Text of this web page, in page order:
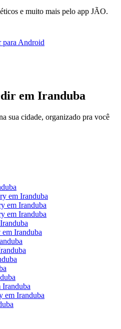
e muito mais pelo app JÃO.
para Android
em Iranduba
sua cidade, organizado pra você
em Iranduba
em Iranduba
em Iranduba
Iranduba
em Iranduba
Iranduba
em Iranduba